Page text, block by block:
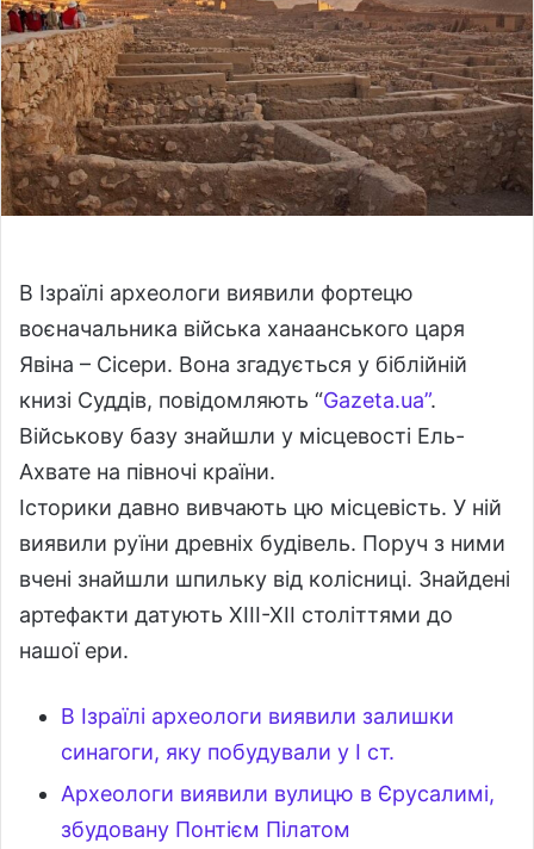
n
X
m
a
i
l
В Ізраїлі археологи виявили фортецю
воєначальника війська ханаанського царя
Явіна – Сісери. Вона згадується у біблійній
книзі Суддів, повідомляють “Gazeta.ua”.
Військову базу знайшли у місцевості Ель-
Ахвате на півночі країни.
Історики давно вивчають цю місцевість. У ній
виявили руїни древніх будівель. Поруч з ними
вчені знайшли шпильку від колісниці. Знайдені
артефакти датують ХІІІ-ХІІ століттями до
нашої ери.
В Ізраїлі археологи виявили залишки
синагоги, яку побудували у I ст.
Археологи виявили вулицю в Єрусалимі,
збудовану Понтієм Пілатом